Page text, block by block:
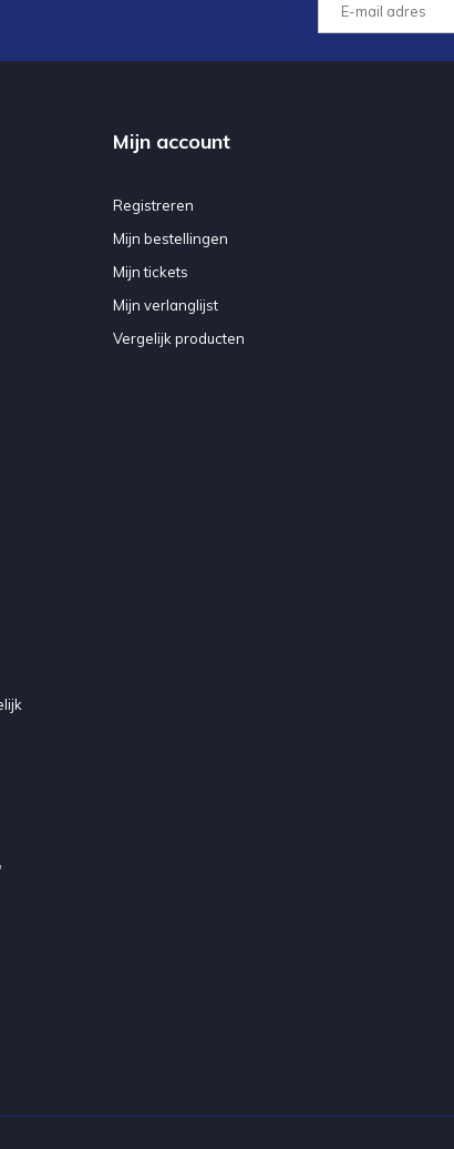
Mijn account
Registreren
Mijn bestellingen
Mijn tickets
Mijn verlanglijst
Vergelijk producten